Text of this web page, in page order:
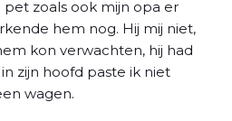
zoals ook mijn opa er
hem nog. Hij mij niet,
kon verwachten, hij had
zijn hoofd paste ik niet
wagen.